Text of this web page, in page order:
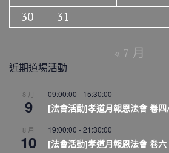
30
31
« 7 月
近期道場活動
8 月
9
09:00:00 - 15:30:00
[法會活動]孝道月報恩法會 卷
8 月
10
19:00:00 -21:30:00
[法會活動]孝道月報恩法會 卷六